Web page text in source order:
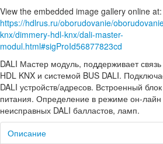
View the embedded image gallery online at:
https://hdlrus.ru/oborudovanie/
knx/dimmery-hdl-knx/dali-master-
modul.html#sigProId56877823cd
DALI Мастер модуль, поддерживает
HDL KNX и системой BUS DALI.
DALI устройств/адресов. Встроенный блок
питания. Определение в режиме он-лайн
неисправных DALI балластов, ламп.
Описание